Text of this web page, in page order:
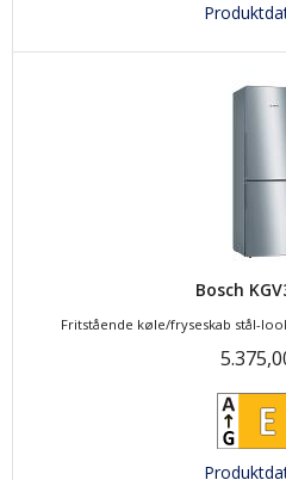
Bosch
Fritstående køle/fryseskab stål-